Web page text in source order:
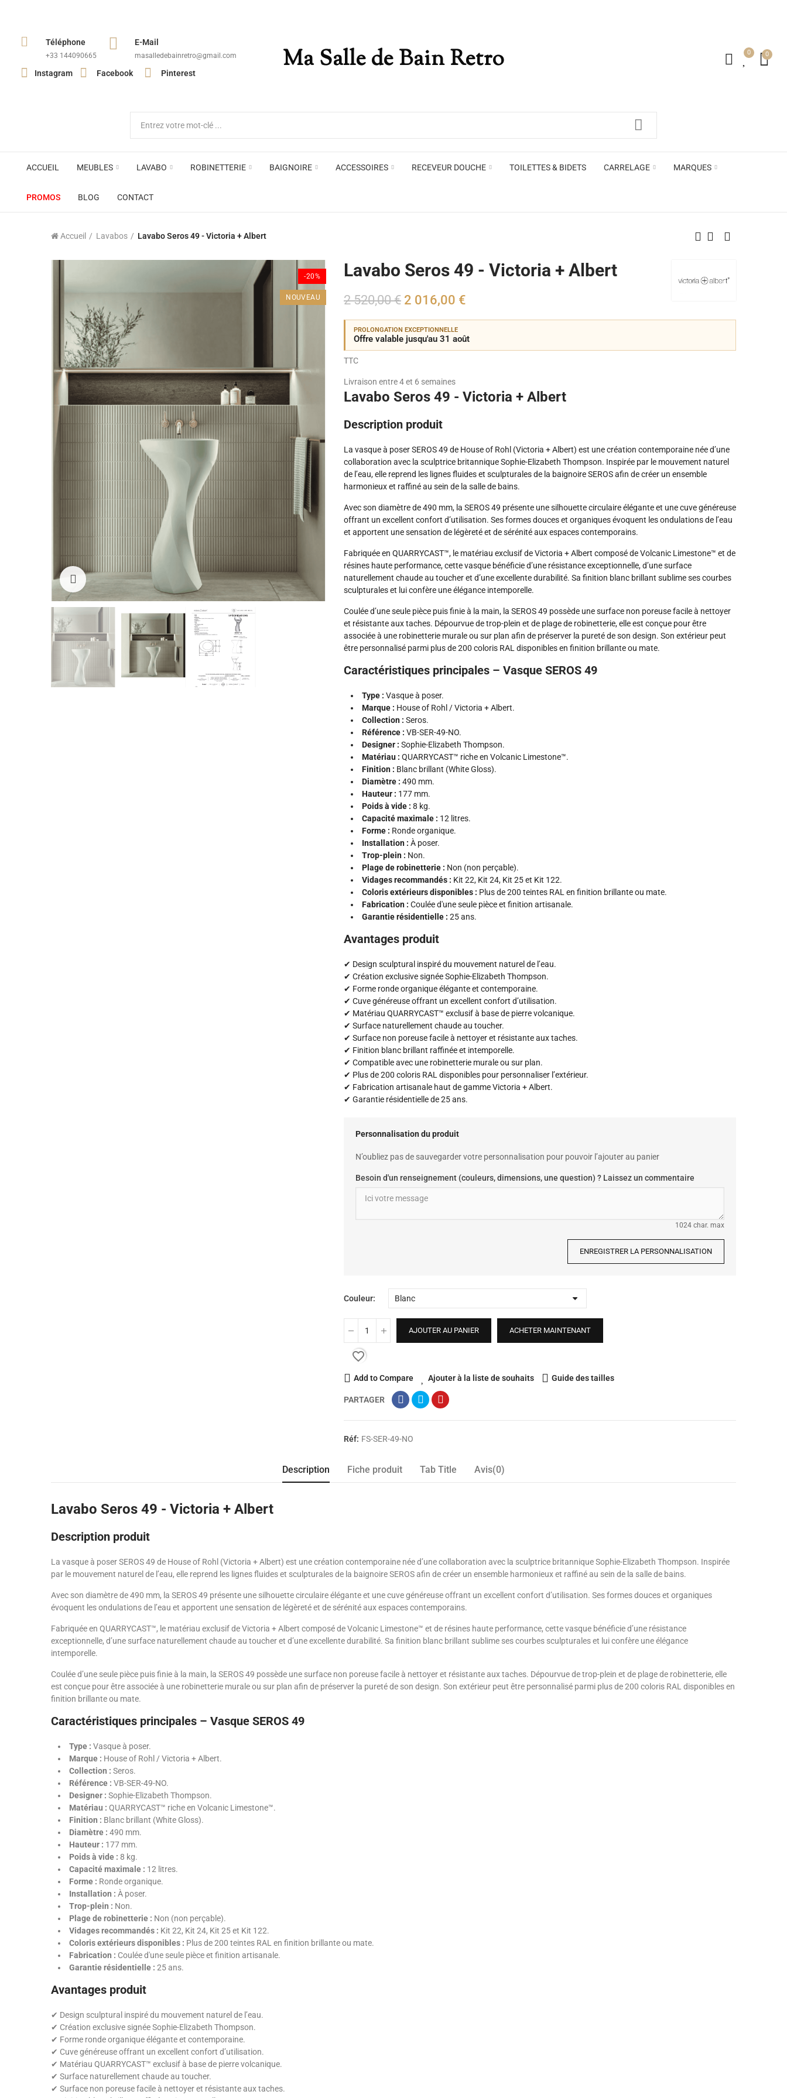
Téléphone
+33 144090665​
E-Mail
masalledebainretro@gmail.com
Instagram Facebook Pinterest Ma Salle de Bain Retro 0 0
ACCUEIL MEUBLES LAVABO ROBINETTERIE BAIGNOIRE ACCESSOIRES RECEVEUR DOUCHE TOILETTES & BIDETS CARRELAGE MARQUES
Voir toute la marque →
PROMOS BLOG CONTACT
Appliques murales Miroirs ACB
Accueil Lavabos Lavabo Seros 49 - Victoria + Albert
-20%
NOUVEAU
Cliquez pour agrandir
Lavabo Seros 49 - Victoria + Albert
2 520,00 € 2 016,00 €
PROLONGATION EXCEPTIONNELLE
Offre valable jusqu'au 31 août
TTC
Livraison entre 4 et 6 semaines
Lavabo Seros 49 - Victoria + Albert
Description produit
La vasque à poser SEROS 49 de House of Rohl (Victoria + Albert) est une création contemporaine née d’une
collaboration avec la sculptrice britannique Sophie-Elizabeth Thompson. Inspirée par le mouvement naturel
de l’eau, elle reprend les lignes fluides et sculpturales de la baignoire SEROS afin de créer un ensemble
harmonieux et raffiné au sein de la salle de bains.
Avec son diamètre de 490 mm, la SEROS 49 présente une silhouette circulaire élégante et une cuve généreuse
offrant un excellent confort d’utilisation. Ses formes douces et organiques évoquent les ondulations de l’eau
et apportent une sensation de légèreté et de sérénité aux espaces contemporains.
Fabriquée en QUARRYCAST™, le matériau exclusif de Victoria + Albert composé de Volcanic Limestone™ et de
résines haute performance, cette vasque bénéficie d’une résistance exceptionnelle, d’une surface
naturellement chaude au toucher et d’une excellente durabilité. Sa finition blanc brillant sublime ses courbes
sculpturales et lui confère une élégance intemporelle.
Coulée d’une seule pièce puis finie à la main, la SEROS 49 possède une surface non poreuse facile à nettoyer
et résistante aux taches. Dépourvue de trop-plein et de plage de robinetterie, elle est conçue pour être
associée à une robinetterie murale ou sur plan afin de préserver la pureté de son design. Son extérieur peut
être personnalisé parmi plus de 200 coloris RAL disponibles en finition brillante ou mate.
Caractéristiques principales – Vasque SEROS 49
Type : Vasque à poser.
Marque : House of Rohl / Victoria + Albert.
Collection : Seros.
Référence : VB-SER-49-NO.
Designer : Sophie-Elizabeth Thompson.
Matériau : QUARRYCAST™ riche en Volcanic Limestone™.
Finition : Blanc brillant (White Gloss).
Diamètre : 490 mm.
Hauteur : 177 mm.
Poids à vide : 8 kg.
Capacité maximale : 12 litres.
Forme : Ronde organique.
Installation : À poser.
Trop-plein : Non.
Plage de robinetterie : Non (non perçable).
Vidages recommandés : Kit 22, Kit 24, Kit 25 et Kit 122.
Coloris extérieurs disponibles : Plus de 200 teintes RAL en finition brillante ou mate.
Fabrication : Coulée d'une seule pièce et finition artisanale.
Garantie résidentielle : 25 ans.
Avantages produit
✔ Design sculptural inspiré du mouvement naturel de l’eau.
✔ Création exclusive signée Sophie-Elizabeth Thompson.
✔ Forme ronde organique élégante et contemporaine.
✔ Cuve généreuse offrant un excellent confort d’utilisation.
✔ Matériau QUARRYCAST™ exclusif à base de pierre volcanique.
✔ Surface naturellement chaude au toucher.
✔ Surface non poreuse facile à nettoyer et résistante aux taches.
✔ Finition blanc brillant raffinée et intemporelle.
✔ Compatible avec une robinetterie murale ou sur plan.
✔ Plus de 200 coloris RAL disponibles pour personnaliser l’extérieur.
✔ Fabrication artisanale haut de gamme Victoria + Albert.
✔ Garantie résidentielle de 25 ans.
Personnalisation du produit
N’oubliez pas de sauvegarder votre personnalisation pour pouvoir l’ajouter au panier
Besoin d'un renseignement (couleurs, dimensions, une question) ? Laissez un commentaire
1024 char. max
ENREGISTRER LA PERSONNALISATION
Couleur
AJOUTER AU PANIER ACHETER MAINTENANT
favorite_border
Add to Compare Ajouter à la liste de souhaits Guide des tailles
PARTAGER
Réf: FS-SER-49-NO
Description Fiche produit Tab Title Avis(0)
Lavabo Seros 49 - Victoria + Albert
Description produit
La vasque à poser SEROS 49 de House of Rohl (Victoria + Albert) est une création contemporaine née d’une collaboration avec la sculptrice britannique Sophie-Elizabeth Thompson. Inspirée
par le mouvement naturel de l’eau, elle reprend les lignes fluides et sculpturales de la baignoire SEROS afin de créer un ensemble harmonieux et raffiné au sein de la salle de bains.
Avec son diamètre de 490 mm, la SEROS 49 présente une silhouette circulaire élégante et une cuve généreuse offrant un excellent confort d’utilisation. Ses formes douces et organiques
évoquent les ondulations de l’eau et apportent une sensation de légèreté et de sérénité aux espaces contemporains.
Fabriquée en QUARRYCAST™, le matériau exclusif de Victoria + Albert composé de Volcanic Limestone™ et de résines haute performance, cette vasque bénéficie d’une résistance
exceptionnelle, d’une surface naturellement chaude au toucher et d’une excellente durabilité. Sa finition blanc brillant sublime ses courbes sculpturales et lui confère une élégance
intemporelle.
Coulée d’une seule pièce puis finie à la main, la SEROS 49 possède une surface non poreuse facile à nettoyer et résistante aux taches. Dépourvue de trop-plein et de plage de robinetterie, elle
est conçue pour être associée à une robinetterie murale ou sur plan afin de préserver la pureté de son design. Son extérieur peut être personnalisé parmi plus de 200 coloris RAL disponibles en
finition brillante ou mate.
Caractéristiques principales – Vasque SEROS 49
Type : Vasque à poser.
Marque : House of Rohl / Victoria + Albert.
Collection : Seros.
Référence : VB-SER-49-NO.
Designer : Sophie-Elizabeth Thompson.
Matériau : QUARRYCAST™ riche en Volcanic Limestone™.
Finition : Blanc brillant (White Gloss).
Diamètre : 490 mm.
Hauteur : 177 mm.
Poids à vide : 8 kg.
Capacité maximale : 12 litres.
Forme : Ronde organique.
Installation : À poser.
Trop-plein : Non.
Plage de robinetterie : Non (non perçable).
Vidages recommandés : Kit 22, Kit 24, Kit 25 et Kit 122.
Coloris extérieurs disponibles : Plus de 200 teintes RAL en finition brillante ou mate.
Fabrication : Coulée d'une seule pièce et finition artisanale.
Garantie résidentielle : 25 ans.
Avantages produit
✔ Design sculptural inspiré du mouvement naturel de l’eau.
✔ Création exclusive signée Sophie-Elizabeth Thompson.
✔ Forme ronde organique élégante et contemporaine.
✔ Cuve généreuse offrant un excellent confort d’utilisation.
✔ Matériau QUARRYCAST™ exclusif à base de pierre volcanique.
✔ Surface naturellement chaude au toucher.
✔ Surface non poreuse facile à nettoyer et résistante aux taches.